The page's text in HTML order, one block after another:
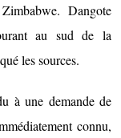
Dangote
au sud de la
les sources.
à une demande de
connu,